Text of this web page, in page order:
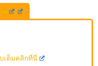
เต็มคลิกที่นี่